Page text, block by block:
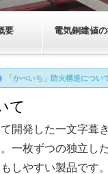
要 電気銅建値
「かべいち」防火構造につい
て
開発した一文字葺
一枚ずつの独立し
しやすい製品です